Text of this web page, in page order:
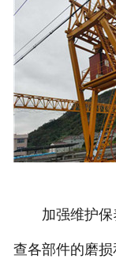
加强维护保
查各部件的磨